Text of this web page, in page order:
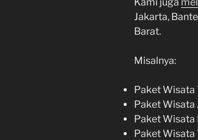
Jakarta,
Barat.
Misalnya:
Paket Wisata
Paket Wisata
Paket Wisata
Paket Wisata